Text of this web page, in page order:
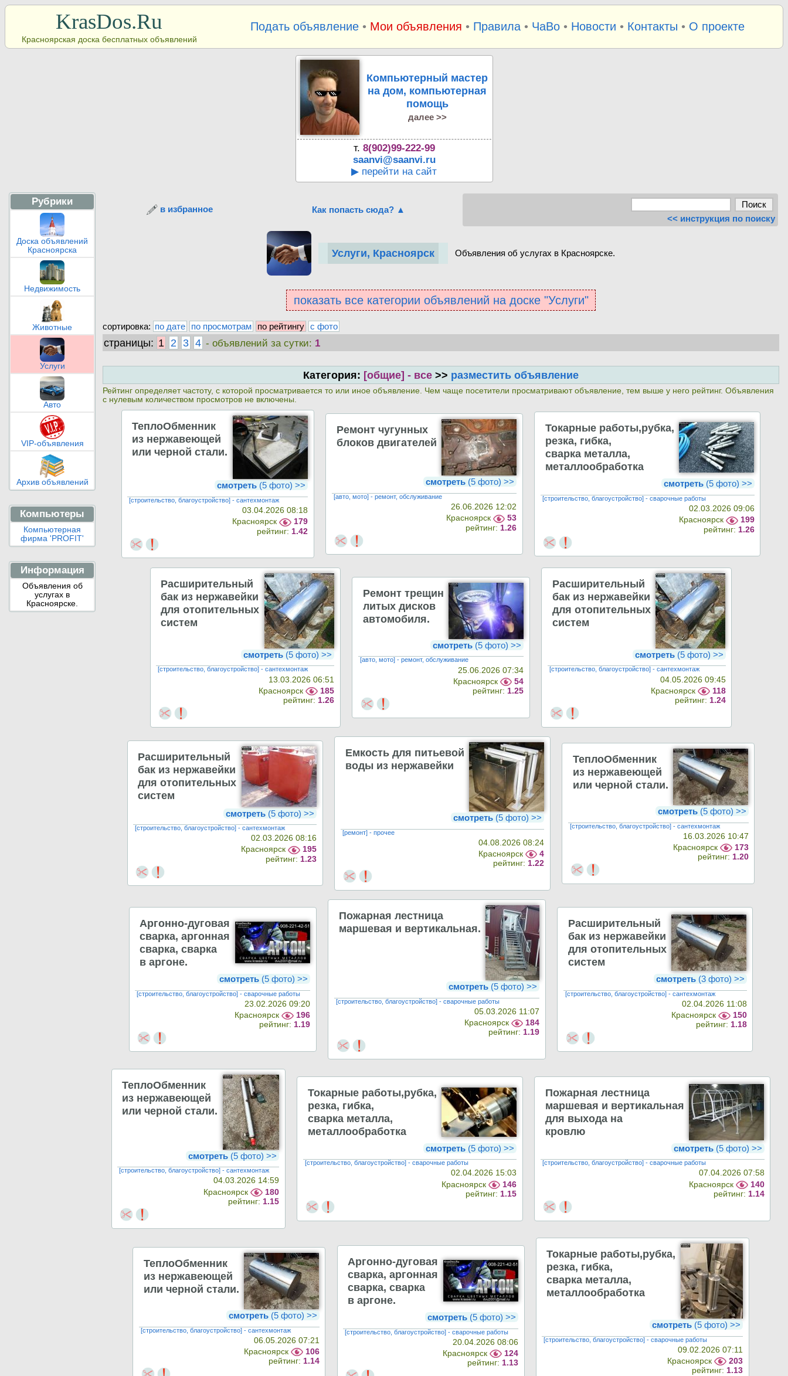
KrasDos.Ru
Красноярская доска бесплатных объявлений
Подать объявление• Мои объявления • Правила• ЧаВо• Новости • Контакты • О проекте
Компьютерный мастер
на дом, компьютерная
помощь
далее >>
т. 8(902)99-222-99
saanvi@saanvi.ru
▶ перейти на сайт
Рубрики
Доска объявлений
Красноярска
Недвижимость
Животные
Услуги
Авто
VIP-объявления
Архив объявлений
Компьютеры
Компьютерная
фирма 'PROFIT'
Информация
Объявления об
услугах в
Красноярске.
в избранное
Как попасть сюда? ▲
<< инструкция по поиску
Услуги, Красноярск Объявления об услугах в Красноярске.
показать все категории объявлений на доске "Услуги"
сортировка: по дате по просмотрам по рейтингу с фото
страницы: 1 2 3 4 - объявлений за сутки: 1
Категория: [общие] - все >> разместить объявление
Рейтинг определяет частоту, с которой просматривается то или иное объявление. Чем чаще посетители просматривают объявление, тем выше у него рейтинг. Объявления
с нулевым количеством просмотров не включены.
ТеплоОбменник
из нержавеющей
или черной стали.
смотреть (5 фото) >>
[строительство, благоустройство] - сантехмонтаж
03.04.2026 08:18
Красноярск
179
рейтинг: 1.42
Ремонт чугунных
блоков двигателей
смотреть (5 фото) >>
[авто, мото] - ремонт, обслуживание
26.06.2026 12:02
Красноярск
53
рейтинг: 1.26
Токарные работы,рубка,
резка, гибка,
сварка металла,
металлообработка
смотреть(5 фото) >>
[строительство, благоустройство] - сварочные работы
02.03.2026 09:06
Красноярск
199
рейтинг: 1.26
Расширительный
бак из нержавейки
для отопительных
систем
смотреть (5 фото) >>
[строительство, благоустройство] - сантехмонтаж
13.03.2026 06:51
Красноярск
185
рейтинг: 1.26
Ремонт трещин
литых дисков
автомобиля.
смотреть (5 фото) >>
[авто, мото] - ремонт, обслуживание
25.06.2026 07:34
Красноярск
54
рейтинг: 1.25
Расширительный
бак из нержавейки
для отопительных
систем
смотреть(5 фото) >>
[строительство, благоустройство] - сантехмонтаж
04.05.2026 09:45
Красноярск
118
рейтинг: 1.24
Расширительный
бак из нержавейки
для отопительных
систем
смотреть (5 фото) >>
[строительство, благоустройство] - сантехмонтаж
02.03.2026 08:16
Красноярск
195
рейтинг: 1.23
Емкость для питьевой
воды из нержавейки
смотреть (5 фото) >>
[ремонт] - прочее
04.08.2026 08:24
Красноярск
4
рейтинг:1.22
ТеплоОбменник
из нержавеющей
или черной стали.
смотреть(5 фото) >>
[строительство, благоустройство] - сантехмонтаж
16.03.2026 10:47
Красноярск
173
рейтинг: 1.20
Аргонно-дуговая
сварка, аргонная
сварка, сварка
в аргоне.
смотреть (5 фото) >>
[строительство, благоустройство] - сварочные работы
23.02.2026 09:20
Красноярск
196
рейтинг:1.19
Пожарная лестница
маршевая и вертикальная.
смотреть (5 фото) >>
[строительство, благоустройство] - сварочные работы
05.03.2026 11:07
Красноярск
184
рейтинг:1.19
Расширительный
бак из нержавейки
для отопительных
систем
смотреть(3 фото) >>
[строительство, благоустройство] - сантехмонтаж
02.04.2026 11:08
Красноярск
150
рейтинг: 1.18
ТеплоОбменник
из нержавеющей
или черной стали.
смотреть (5 фото) >>
[строительство, благоустройство] - сантехмонтаж
04.03.2026 14:59
Красноярск
180
рейтинг: 1.15
Токарные работы,рубка,
резка, гибка,
сварка металла,
металлообработка
смотреть (5 фото) >>
[строительство, благоустройство] - сварочные работы
02.04.2026 15:03
Красноярск
146
рейтинг: 1.15
Пожарная лестница
маршевая и вертикальная
для выхода на
кровлю
смотреть(5 фото) >>
[строительство, благоустройство] - сварочные работы
07.04.2026 07:58
Красноярск
140
рейтинг: 1.14
ТеплоОбменник
из нержавеющей
или черной стали.
смотреть(5 фото) >>
[строительство, благоустройство] - сантехмонтаж
06.05.2026 07:21
Красноярск
106
рейтинг: 1.14
Аргонно-дуговая
сварка, аргонная
сварка, сварка
в аргоне.
смотреть(5 фото) >>
[строительство, благоустройство] - сварочные работы
20.04.2026 08:06
Красноярск
124
рейтинг: 1.13
Токарные работы,рубка,
резка, гибка,
сварка металла,
металлообработка
смотреть (5 фото) >>
[строительство, благоустройство] - сварочные работы
09.02.2026 07:11
Красноярск
203
рейтинг:1.13